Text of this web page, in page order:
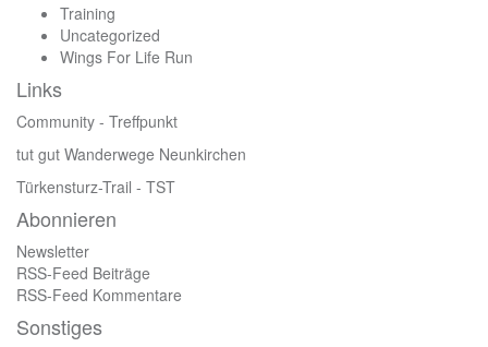
Training
Uncategorized
Wings For Life Run
Links
Community - Treffpunkt
tut gut Wanderwege Neunkirchen
Türkensturz-Trail - TST
Abonnieren
Newsletter
RSS-Feed Beiträge
RSS-Feed Kommentare
Sonstiges